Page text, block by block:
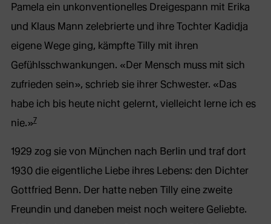
Pamela ein unkonventionelles Dreigespann mit Erika
und Klaus Mann zelebrierte und ihre Tochter Kadidja
eigene Wege ging, kämpfte Tilly mit ihren
Gefühlsschwankungen. «Der Mensch muss mit sich
zufrieden sein», schrieb sie ihrer Schwester. «Das
habe ich bis heute nicht gelernt, vielleicht lerne ich es
nie.»7
1929 zog sie von München nach Berlin und traf dort
1930 die eigentliche Liebe ihres Lebens: den Dichter
Gottfried Benn. Der hatte neben Tilly eine zweite
Freundin und daneben meist noch weitere Geliebte.